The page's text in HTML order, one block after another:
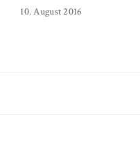
10. August 2016